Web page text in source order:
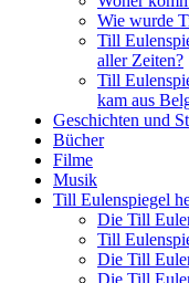
Wie wurde
Till
aller Zeiten?
Till
kam aus
Geschichten und
Bücher
Filme
Musik
Till Eulenspiegel
Die Till
Till
Die Till
Die Till